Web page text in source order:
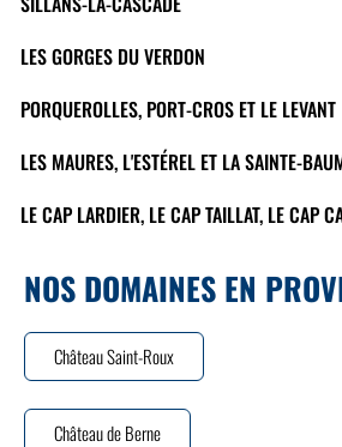
LES GORGES DU VERDON
PORQUEROLLES, PORT-CROS ET LE LEVANT
LES MAURES, L'ESTÉREL ET LA SAINTE-
LE CAP LARDIER, LE CAP TAILLAT, LE CAP
NOS DOMAINES EN
Château Saint-Roux
Château de Berne